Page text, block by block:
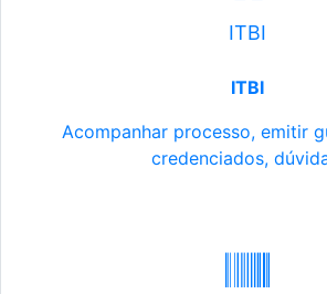
ITBI
ITBI
Acompanhar processo, emitir
credenciados,